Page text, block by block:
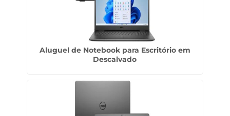
Aluguel de Notebook para Escritório em
Descalvado